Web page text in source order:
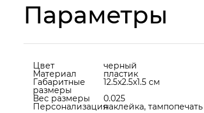
Параметры
Цвет черный
Материал пластик
Габаритные
размеры
12.5x2.5x1.5 см
Вес размеры
0.025
Персонализациянаклейка, тампопечать